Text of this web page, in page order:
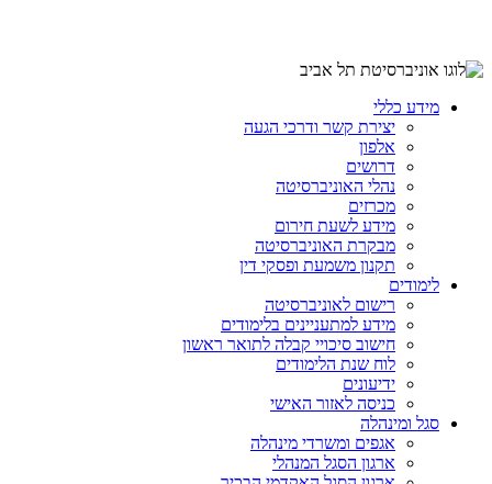
מידע כללי
יצירת קשר ודרכי הגעה
אלפון
דרושים
נהלי האוניברסיטה
מכרזים
מידע לשעת חירום
מבקרת האוניברסיטה
תקנון משמעת ופסקי דין
לימודים
רישום לאוניברסיטה
מידע למתעניינים בלימודים
חישוב סיכויי קבלה לתואר ראשון
לוח שנת הלימודים
ידיעונים
כניסה לאזור האישי
סגל ומינהלה
אגפים ומשרדי מינהלה
ארגון הסגל המנהלי